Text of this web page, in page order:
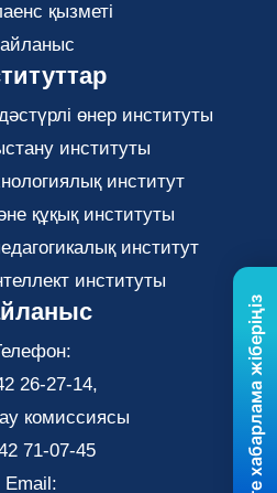
қызметі
өнер институты
институты
институт
құқық институты
институт
институты
26-27-14,
комиссиясы
71-07-45
Email:
Бізге хабарлама жіберіңіз